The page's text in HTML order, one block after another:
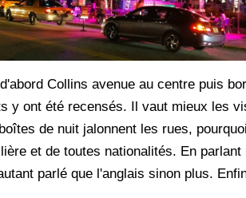
Collins avenue au centre puis
y ont été recensés. Il vaut mieux les
de nuit jalonnent les rues,
et de toutes nationalités. En
parlé que l'anglais sinon plus.